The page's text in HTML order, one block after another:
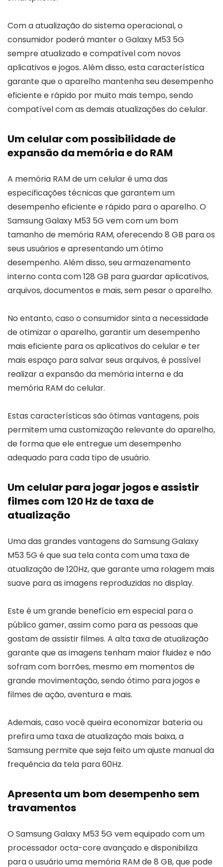
Com a atualização do sistema operacional, o
consumidor poderá manter o Galaxy M53 5G
sempre atualizado e compatível com novos
aplicativos e jogos. Além disso, esta característica
garante que o aparelho mantenha seu desempenho
eficiente e rápido por muito mais tempo, sendo
compatível com as demais atualizações do celular.
Um celular com possibilidade de
expansão da memória e do RAM
A memória RAM de um celular é uma das
especificações técnicas que garantem um
desempenho eficiente e rápido para o aparelho. O
Samsung Galaxy M53 5G vem com um bom
tamanho de memória RAM, oferecendo 8 GB para os
seus usuários e apresentando um ótimo
desempenho. Além disso, seu armazenamento
interno conta com 128 GB para guardar aplicativos,
arquivos, documentos e mais, sem pesar o aparelho.
No entanto, caso o consumidor sinta a necessidade
de otimizar o aparelho, garantir um desempenho
mais eficiente para os aplicativos do celular e ter
mais espaço para salvar seus arquivos, é possível
realizar a expansão da memória interna e da
memória RAM do celular.
Estas características são ótimas vantagens, pois
permitem uma customização relevante do aparelho,
de forma que ele entregue um desempenho
adequado para cada tipo de usuário.
Um celular para jogar jogos e assistir
filmes com 120 Hz de taxa de
atualização
Uma das grandes vantagens do Samsung Galaxy
M53 5G é que sua tela conta com uma taxa de
atualização de 120Hz, que garante uma rolagem mais
suave para as imagens reproduzidas no display.
Este é um grande benefício em especial para o
público gamer, assim como para as pessoas que
gostam de assistir filmes. A alta taxa de atualização
garante que as imagens tenham maior fluidez e não
sofram com borrões, mesmo em momentos de
grande movimentação, sendo ótimo para jogos e
filmes de ação, aventura e mais.
Ademais, caso você queira economizar bateria ou
prefira uma taxa de atualização mais baixa, a
Samsung permite que seja feito um ajuste manual da
frequência da tela para 60Hz.
Apresenta um bom desempenho sem
travamentos
O Samsung Galaxy M53 5G vem equipado com um
processador octa-core avançado e disponibiliza
para o usuário uma memória RAM de 8 GB, que pode